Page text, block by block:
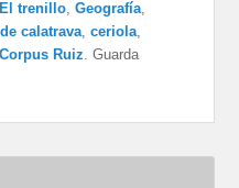
El trenillo,Geografía,
calatrava,ceriola,
Corpus Ruiz. Guarda